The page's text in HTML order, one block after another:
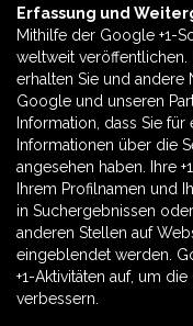
Erfassung und
Mithilfe der Google +1-
weltweit veröffentlichen.
erhalten Sie und andere
Google und unseren
Information, dass Sie
Informationen über die
angesehen haben. Ihre
Ihrem Profilnamen und
in Suchergebnissen
anderen Stellen auf
eingeblendet werden.
+1-Aktivitäten auf, um
verbessern.